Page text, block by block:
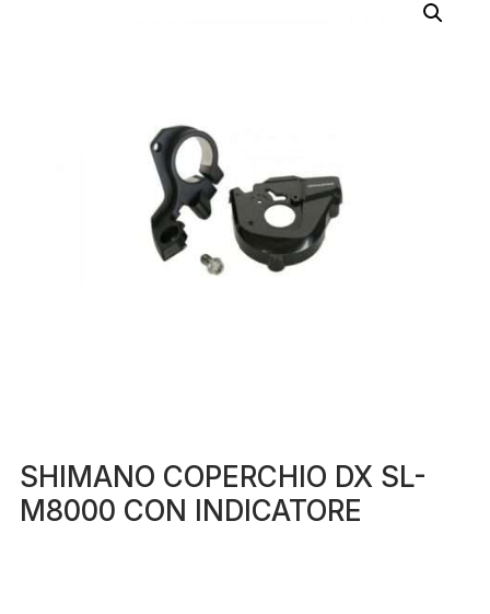
SHIMANO COPERCHIO DX SL-
M8000 CON INDICATORE